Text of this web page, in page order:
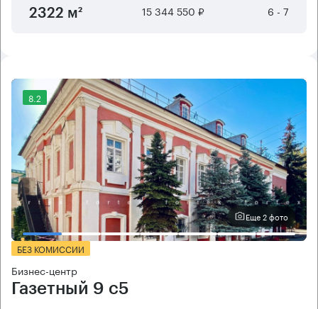
2322 м² 15 344 550 ₽ 6 - 7
8.2
Еще 2 фото
БЕЗ КОМИССИИ
Бизнес-центр
Газетный 9 с5